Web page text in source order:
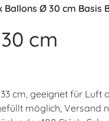
Ballons Ø 30 cm Basis
cm
cm, geeignet für Luft
möglich, Versand